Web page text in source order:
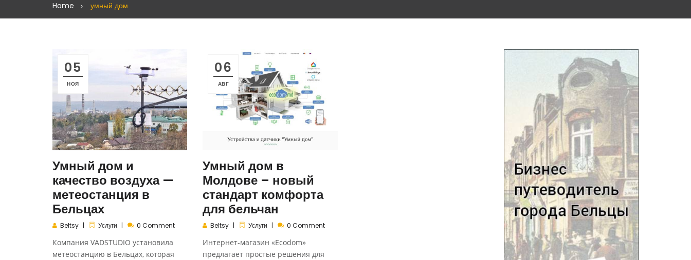
Home умный дом
05
НОЯ
Умный дом и
качество воздуха —
метеостанция в
Бельцах
Beltsy Услуги 0 Comment
Компания VADSTUDIO установила
метеостанцию в Бельцах, которая
06
АВГ
Умный дом в
Молдове – новый
стандарт комфорта
для бельчан
Beltsy Услуги 0 Comment
Интернет-магазин «Ecodom»
предлагает простые решения для